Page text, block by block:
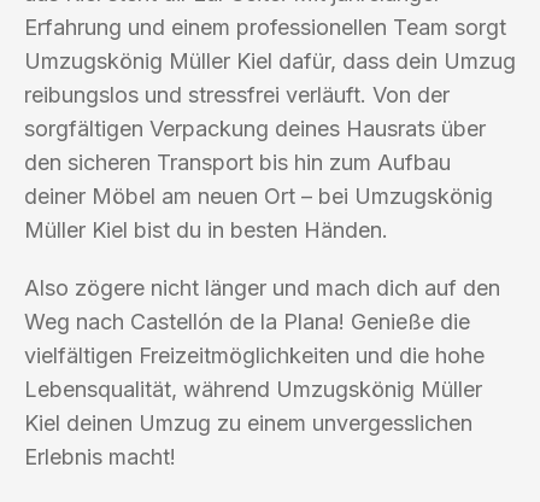
Erfahrung und einem professionellen Team sorgt
Umzugskönig Müller Kiel dafür, dass dein Umzug
reibungslos und stressfrei verläuft. Von der
sorgfältigen Verpackung deines Hausrats über
den sicheren Transport bis hin zum Aufbau
deiner Möbel am neuen Ort – bei Umzugskönig
Müller Kiel bist du in besten Händen.
Also zögere nicht länger und mach dich auf den
Weg nach Castellón de la Plana! Genieße die
vielfältigen Freizeitmöglichkeiten und die hohe
Lebensqualität, während Umzugskönig Müller
Kiel deinen Umzug zu einem unvergesslichen
Erlebnis macht!